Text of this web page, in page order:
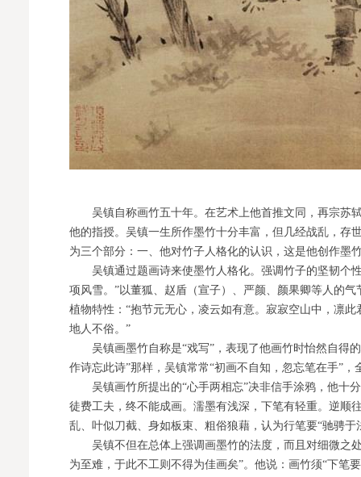
吴镇自称画竹五十年。在艺术上他首推文同，再宗苏
他的指授。吴镇一生所作墨竹十分丰富，但几经战乱，存
为三个部分：一、他对竹子人格化的认识，这是他创作墨
吴镇通过题画诗来使墨竹人格化。强调竹子的坚韧个性
项风雪。”以董狐、赵盾（宣子）、严颜、颜果卿等人的
植物特性：“抱节元无心，凌云如有意。寂寂空山中 ，凛
地人不俗。”
吴镇画墨竹自称是“戏写”，表现了他画竹时怡然自得的
作诗忘此诗”那样 ，吴镇常常“初画不自知，忽忘笔在手”
吴镇画竹所提出的“心手两相忘”决非信手涂鸦，他十分
徒费工夫，终不能成画。濡墨有浅深，下笔有轻重。逆顺
乱、叶似刀截、身如板束、粗俗狼藉，认为行笔要“驰骋
吴镇不但在总体上强调画墨竹的法度，而且对细微之处
为至难 ，于此不工则不得为佳画矣”。他说：画竹须“下